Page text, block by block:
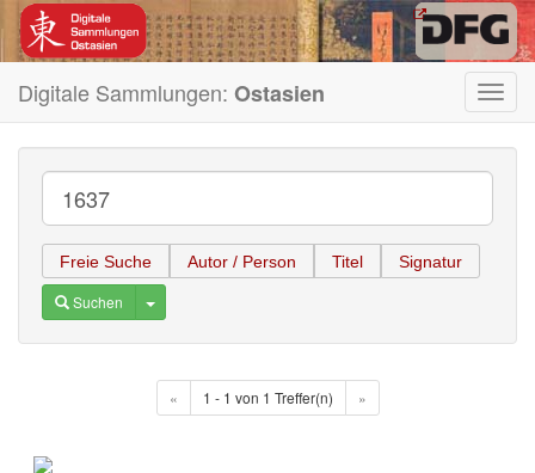
Digitale Sammlungen: Ostasien
Freie Suche Autor / Person Titel Signatur
Suchen Toggle Dropdown
« 1 - 1 von 1 Treffer(n) »